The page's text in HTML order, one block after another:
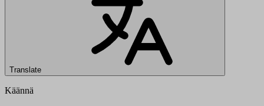
Translate
Käännä